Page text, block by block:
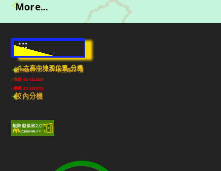
More...
:::
斗六高中地理位置-分機
雲林縣斗六市640010民生路224號
(市話) 05-5322039
(傳真) 05-5348213
校內分機